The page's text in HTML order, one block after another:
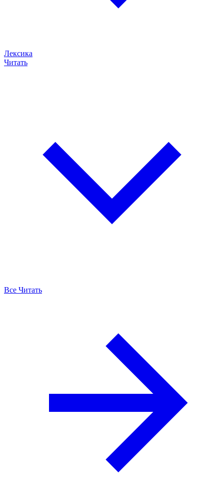
Лексика
Читать
Все Читать